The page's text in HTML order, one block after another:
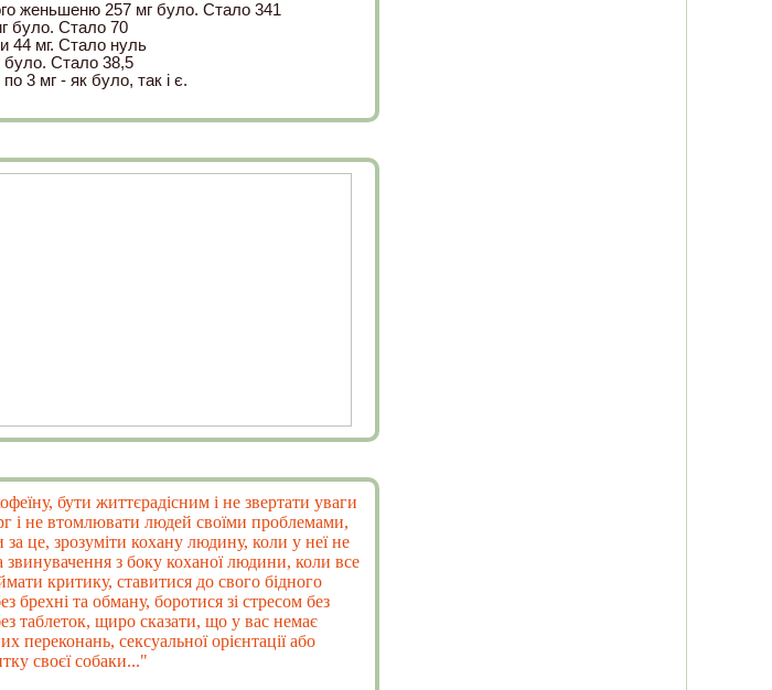
женьшеню 257 мг було. Стало 341
було. Стало 70
44 мг. Стало нуль
було. Стало 38,5
по 3 мг - як було, так і є.
бути життєрадісним і не звертати уваги
і не втомлювати людей своїми проблемами,
це, зрозуміти кохану людину, коли у неї не
звинувачення з боку коханої людини, коли все
критику, ставитися до свого бідного
брехні та обману, боротися зі стресом без
таблеток, щиро сказати, що у вас немає
переконань, сексуальної орієнтації або
своєї собаки..."